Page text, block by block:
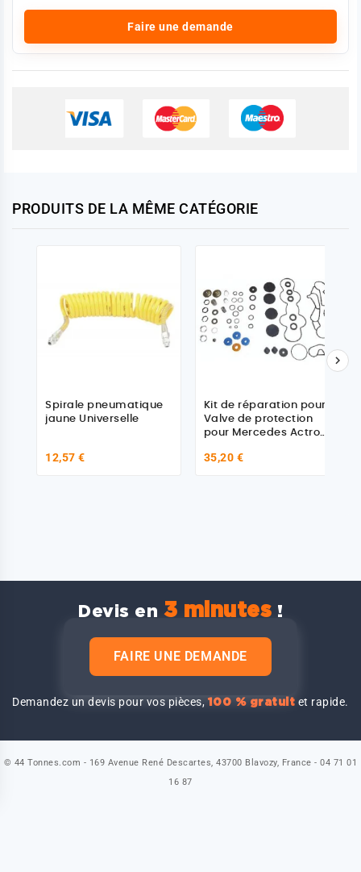
Faire une demande
PRODUITS DE LA MÊME CATÉGORIE
Spirale pneumatique
jaune Universelle
12,57 €
Kit de réparation pour
Valve de protection
pour Mercedes Actros
35,20 €

Devis en 3 minutes !
FAIRE UNE DEMANDE
Demandez un devis pour vos pièces,100 % gratuit et rapide.
© 44 Tonnes.com - 169 Avenue René Descartes, 43700 Blavozy, France - 04 71 01
16 87